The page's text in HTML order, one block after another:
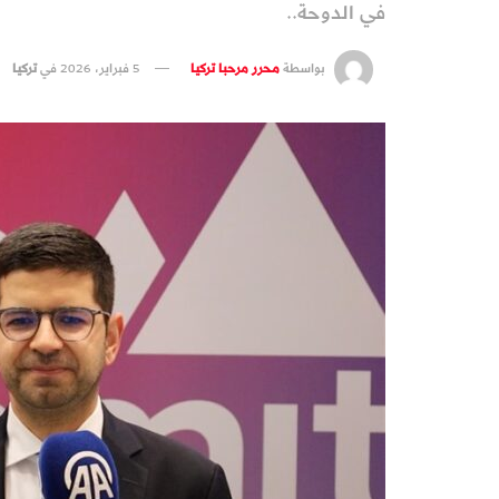
في الدوحة..
بواسطةمحرر مرحبا تركيا 5 فبراير، 2026 فيتركيا